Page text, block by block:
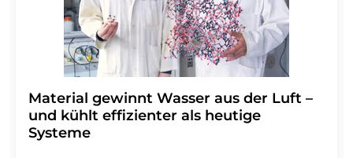
Material gewinnt Wasser aus der Luft –
und kühlt effizienter als heutige
Systeme